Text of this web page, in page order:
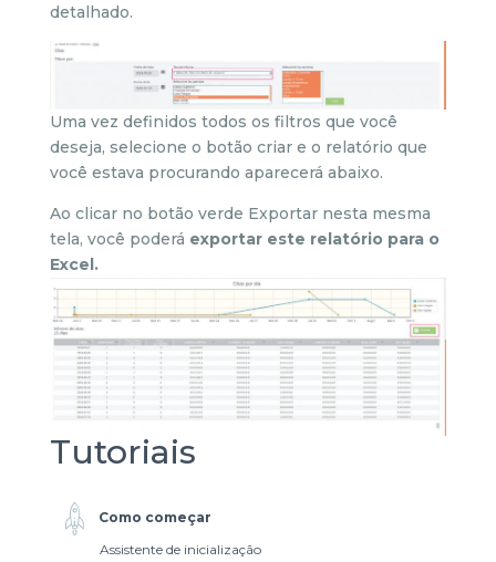
detalhado.
Uma vez definidos todos os filtros que você
deseja, selecione o botão criar e o relatório que
você estava procurando aparecerá abaixo.
Ao clicar no botão verde Exportar nesta mesma
tela, você poderá exportar este relatório para o
Excel.
Tutoriais
Como começar
Assistente de inicialização